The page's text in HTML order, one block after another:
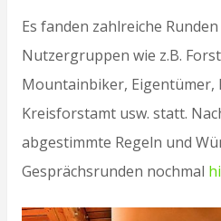
Es fanden zahlreiche
Nutzergruppen wie z.B.
Mountainbiker, Eigentümer,
Kreisforstamt usw. statt.
abgestimmte Regeln und
Gesprächsrunden nochmal